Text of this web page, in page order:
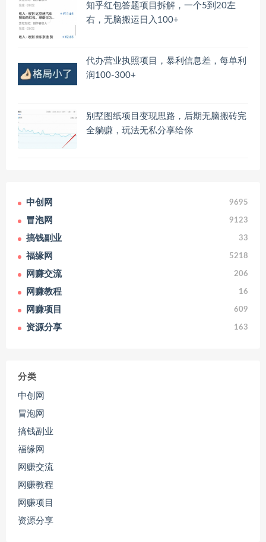
知乎红包答题项目拆解，一个5到20左
右，无脑搬运日入100+
代办营业执照项目，暴利信息差，每单利
润100-300+
别墅图纸项目变现思路，后期无脑搬砖完
全躺赚，玩法无私分享给你
中创网 9695
冒泡网 9123
搞钱副业 33
福缘网 5218
网赚交流 206
网赚教程 16
网赚项目 609
资源分享 163
分类
中创网
冒泡网
搞钱副业
福缘网
网赚交流
网赚教程
网赚项目
资源分享